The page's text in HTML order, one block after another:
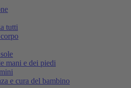
tutti
mani e dei piedi
e cura del bambino